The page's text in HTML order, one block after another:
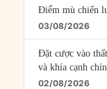
Điểm mù chiến
03/08/2026
Đặt cược vào
và khía cạnh
02/08/2026